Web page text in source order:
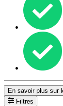
En savoir plus sur
Filtres